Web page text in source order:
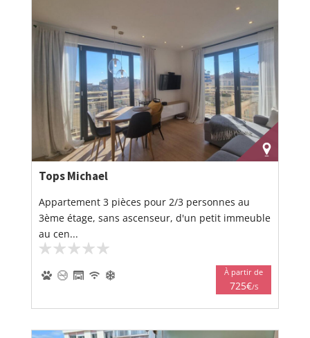
Tops Michael
Appartement 3 pièces pour 2/3 personnes au
3ème étage, sans ascenseur, d'un petit immeuble
au cen...
À partir de
725€/S